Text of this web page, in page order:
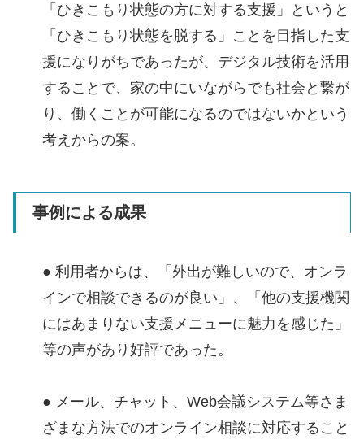
「ひきこもり状態の方に対する支援」というと
「ひきこもり状態を脱する」ことを目指した支
援になりがちであったが、デジタル技術を活用
することで、家の中にいながらでも社会と繋が
り、働くことが可能になるのではないかという
考えからの案。
事例による成果
● 利用者からは、「外出が難しいので、オンラ
インで相談できるのが良い」、「他の支援機関
にはあまりない支援メニューに魅力を感じた」
等の声があり好評であった。
● メール、チャット、Web会議システム等さま
ざまな方法でのオンライン相談に対応すること